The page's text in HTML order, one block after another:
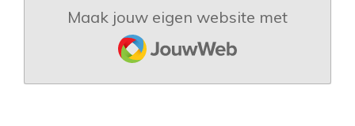
Maak jouw eigen website met
JouwWeb